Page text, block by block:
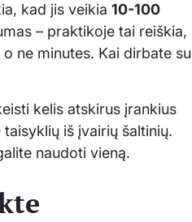
kad jis veikia 10-100
– praktikoje tai reiškia,
ne minutes. Kai dirbate su
kelis atskirus įrankius
iš įvairių šaltinių.
naudoti vieną.